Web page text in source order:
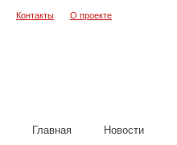
Контакты О проекте
Главная Новости